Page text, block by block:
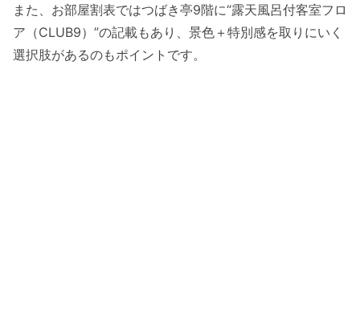
また、お部屋割表ではつばき亭9階に“露天風呂付客室フロ
ア（CLUB9）”の記載もあり、景色＋特別感を取りにいく
選択肢があるのもポイントです。